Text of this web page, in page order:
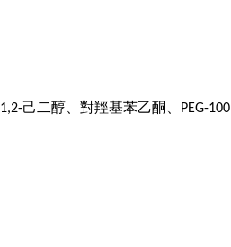
1,2-己二醇、對羥基苯乙酮、 PEG-100